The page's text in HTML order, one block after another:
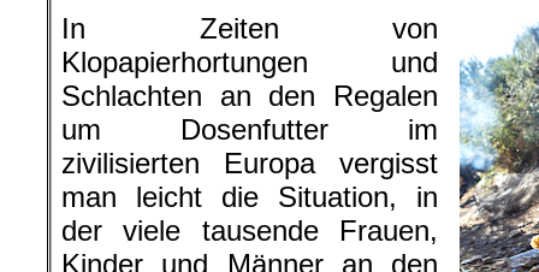
In Zeiten von
Klopapierhortungen und
Schlachten an den Regalen
um Dosenfutter im
zivilisierten Europa vergisst
man leicht die Situation, in
der viele tausende Frauen,
Kinder und Männer an den